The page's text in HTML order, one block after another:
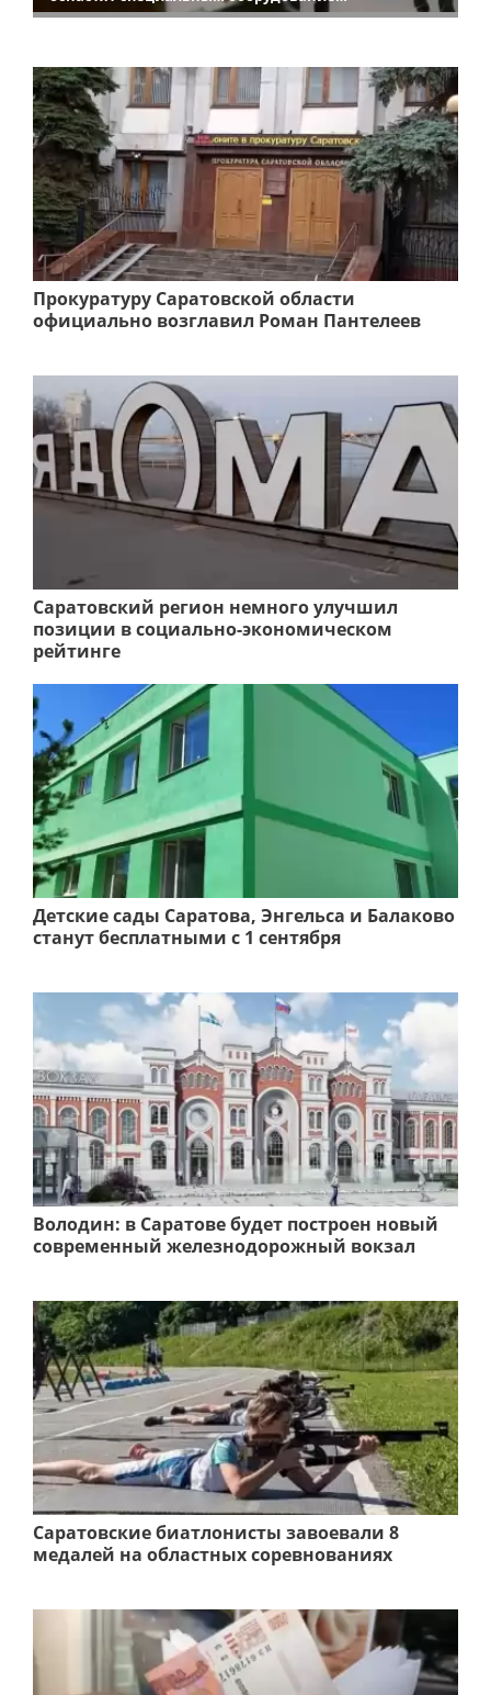
Прокуратуру Саратовской области
официально возглавил Роман Пантелеев
Саратовский регион немного улучшил
позиции в социально-экономическом
рейтинге
Детские сады Саратова, Энгельса и Балаково
станут бесплатными с 1 сентября
Володин: в Саратове будет построен новый
современный железнодорожный вокзал
Саратовские биатлонисты завоевали 8
медалей на областных соревнованиях